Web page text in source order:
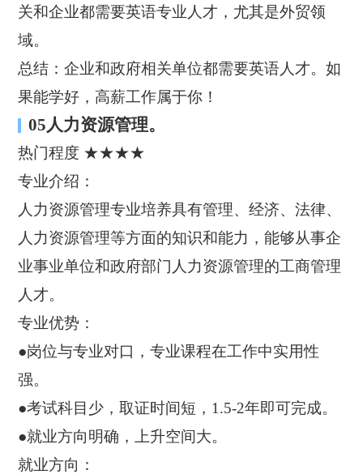
关和企业都需要英语专业人才，尤其是外贸领
域。
总结：企业和政府相关单位都需要英语人才。如
果能学好，高薪工作属于你！
05人力资源管理。
热门程度 ★★★★
专业介绍：
人力资源管理专业培养具有管理、经济、法律、
人力资源管理等方面的知识和能力，能够从事企
业事业单位和政府部门人力资源管理的工商管理
人才。
专业优势：
●岗位与专业对口，专业课程在工作中实用性
强。
●考试科目少，取证时间短，1.5-2年即可完成。
●就业方向明确，上升空间大。
就业方向：